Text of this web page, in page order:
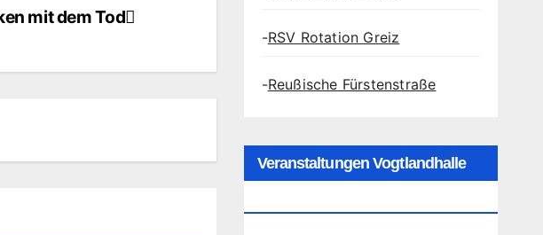
mit dem Tod
-RSV Rotation Greiz
-Reußische Fürstenstraße
Veranstaltungen Vogtlandhalle